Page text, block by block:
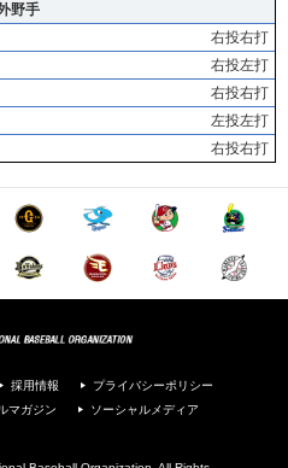
野手
右投右打
右投左打
右投右打
左投左打
右投右打
採用情報
プライバシーポリシー
マガジン
ソーシャルメディア